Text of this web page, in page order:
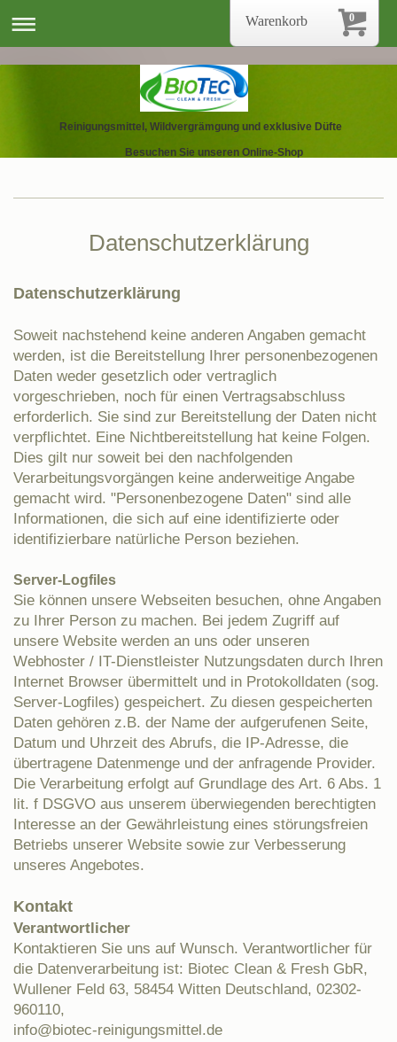
Reinigungsmittel, Wildvergrämgung und exklusive Düfte
Besuchen Sie unseren Online-Shop
Datenschutzerklärung
Datenschutzerklärung
Soweit nachstehend keine anderen Angaben gemacht
werden, ist die Bereitstellung Ihrer personenbezogenen
Daten weder gesetzlich oder vertraglich
vorgeschrieben, noch für einen Vertragsabschluss
erforderlich. Sie sind zur Bereitstellung der Daten nicht
verpflichtet. Eine Nichtbereitstellung hat keine Folgen.
Dies gilt nur soweit bei den nachfolgenden
Verarbeitungsvorgängen keine anderweitige Angabe
gemacht wird. "Personenbezogene Daten" sind alle
Informationen, die sich auf eine identifizierte oder
identifizierbare natürliche Person beziehen.
Server-Logfiles
Sie können unsere Webseiten besuchen, ohne Angaben
zu Ihrer Person zu machen. Bei jedem Zugriff auf
unsere Website werden an uns oder unseren
Webhoster / IT-Dienstleister Nutzungsdaten durch Ihren
Internet Browser übermittelt und in Protokolldaten (sog.
Server-Logfiles) gespeichert. Zu diesen gespeicherten
Daten gehören z.B. der Name der aufgerufenen Seite,
Datum und Uhrzeit des Abrufs, die IP-Adresse, die
übertragene Datenmenge und der anfragende Provider.
Die Verarbeitung erfolgt auf Grundlage des Art. 6 Abs. 1
lit. f DSGVO aus unserem überwiegenden berechtigten
Interesse an der Gewährleistung eines störungsfreien
Betriebs unserer Website sowie zur Verbesserung
unseres Angebotes.
Kontakt
Verantwortlicher
Kontaktieren Sie uns auf Wunsch. Verantwortlicher für
die Datenverarbeitung ist: Biotec Clean & Fresh GbR,
Wullener Feld 63, 58454 Witten Deutschland, 02302-
960110,
info@biotec-reinigungsmittel.de
0
Warenkorb